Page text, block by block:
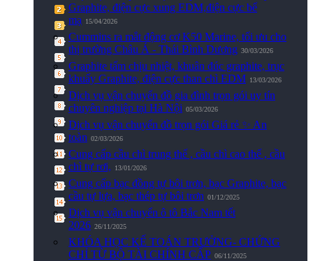
Graphite, điện cực xung EDM,điện cực bể
mạ
15/04/2026
Cummins ra mắt động cơ K50 Marine, tối ưu cho
thị trường Châu Á - Thái Bình Dương 30/03/2026
Graphite tấm chịu nhiệt, khuân đúc graphite, trục
khuấy Graphite, điện cực than chì EDM 13/03/2026
Dịch vụ vận chuyển đồ gia đình trọn gói uy tín
chuyên nghiệp tại Hà Nội 05/03/2026
Dịch vụ vận chuyển đồ trọn gói Giá rẻ ✨ An
toàn 02/03/2026
Cung cấp cầu chì trung thế , cầu chì cao thế , cầu
chì tự rơi,
13/01/2026
Cung cấp bạc đồng tự bôi trơn, bạc Graphite, bạc
cầu tự lựa, bạc thép tự bôi trơn 01/12/2025
Dịch vụ vận chuyển ô tô Bắc Nam tết
2026 26/11/2025
KHÓA HỌC KẾ TOÁN TRƯỞNG- CHỨNG
CHỈ TỪ BỘ TÀI CHÍNH CẤP 06/11/2025